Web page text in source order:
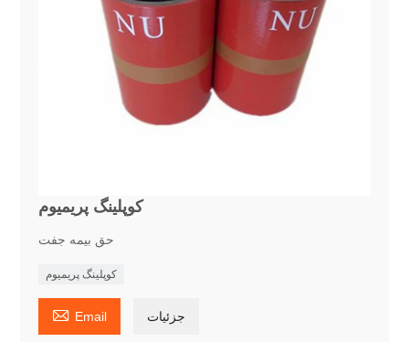
کوپلینگ پریمیوم
حق بیمه جفت
کوپلینگ پریمیوم
 Email جزئیات